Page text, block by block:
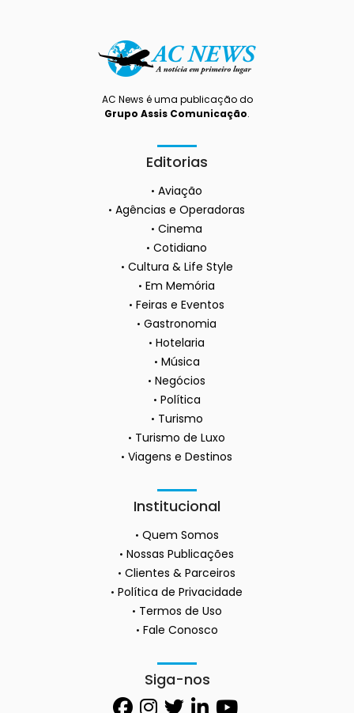
AC News é uma publicação do
Grupo Assis Comunicação.
Editorias
Aviação
Agências e Operadoras
Cinema
Cotidiano
Cultura & Life Style
Em Memória
Feiras e Eventos
Gastronomia
Hotelaria
Música
Negócios
Política
Turismo
Turismo de Luxo
Viagens e Destinos
Institucional
Quem Somos
Nossas Publicações
Clientes & Parceiros
Política de Privacidade
Termos de Uso
Fale Conosco
Siga-nos